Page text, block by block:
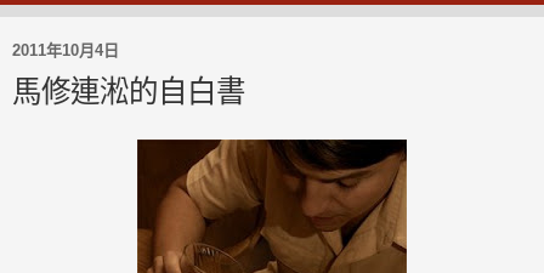
2011年10月4日
馬修連淞的自白書